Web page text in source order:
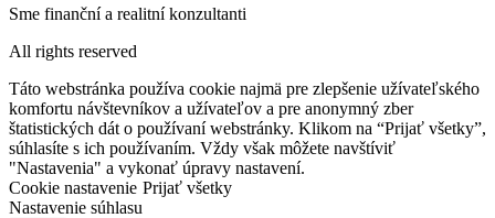
Sme finanční a realitní konzultanti
All rights reserved
Táto webstránka používa cookie najmä pre zlepšenie užívateľského
komfortu návštevníkov a užívateľov a pre anonymný zber
štatistických dát o používaní webstránky. Klikom na “Prijať všetky”,
súhlasíte s ich používaním. Vždy však môžete navštíviť
"Nastavenia" a vykonať úpravy nastavení.
Cookie nastavenie Prijať všetky
Nastavenie súhlasu